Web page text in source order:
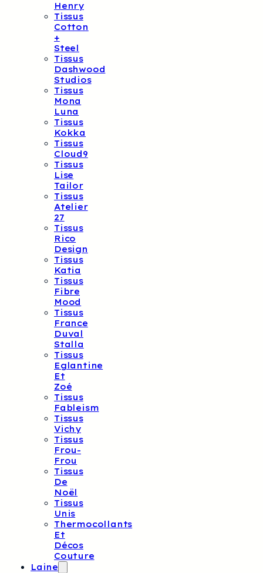
Henry
Tissus
Cotton
+
Steel
Tissus
Dashwood
Studios
Tissus
Mona
Luna
Tissus
Kokka
Tissus
Cloud9
Tissus
Lise
Tailor
Tissus
Atelier
27
Tissus
Rico
Design
Tissus
Katia
Tissus
Fibre
Mood
Tissus
France
Duval
Stalla
Tissus
Eglantine
Et
Zoé
Tissus
Fableism
Tissus
Vichy
Tissus
Frou-
Frou
Tissus
De
Noël
Tissus
Unis
Thermocollants
Et
Décos
Couture
Laine